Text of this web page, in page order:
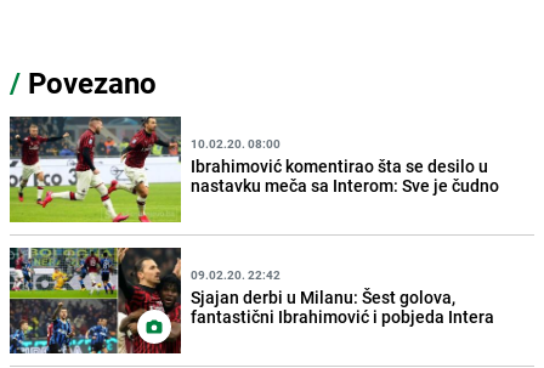
/ Povezano
10.02.20. 08:00
Ibrahimović komentirao šta se desilo u
nastavku meča sa Interom: Sve je čudno
09.02.20. 22:42
Sjajan derbi u Milanu: Šest golova,
fantastični Ibrahimović i pobjeda Intera